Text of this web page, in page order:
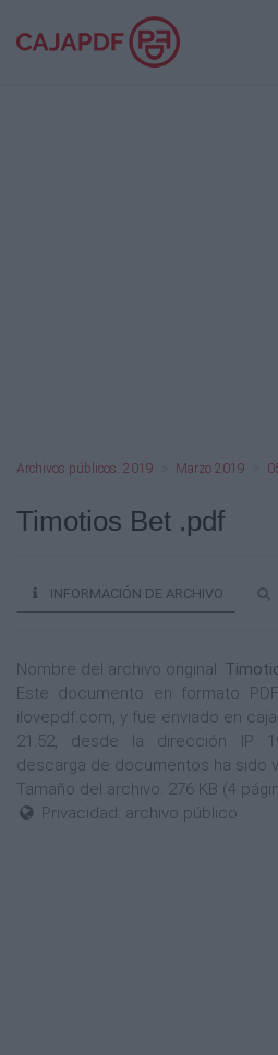
Archivos públicos: 2019 Marzo 2019
Timotios Bet .pdf
INFORMACIÓN DE ARCHIVO
Nombre del archivo original:
Este documento en formato
ilovepdf.com, y fue enviado en
21:52, desde la dirección IP
descarga de documentos ha sido
Tamaño del archivo: 276 KB (4
Privacidad: archivo público